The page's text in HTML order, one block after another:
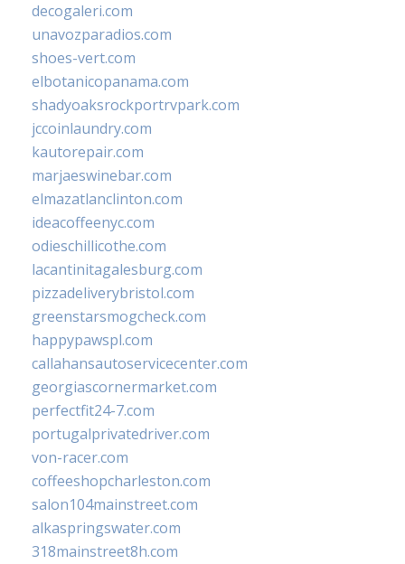
decogaleri.com
unavozparadios.com
shoes-vert.com
elbotanicopanama.com
shadyoaksrockportrvpark.com
jccoinlaundry.com
kautorepair.com
marjaeswinebar.com
elmazatlanclinton.com
ideacoffeenyc.com
odieschillicothe.com
lacantinitagalesburg.com
pizzadeliverybristol.com
greenstarsmogcheck.com
happypawspl.com
callahansautoservicecenter.com
georgiascornermarket.com
perfectfit24-7.com
portugalprivatedriver.com
von-racer.com
coffeeshopcharleston.com
salon104mainstreet.com
alkaspringswater.com
318mainstreet8h.com